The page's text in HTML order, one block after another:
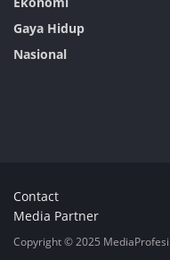
Gaya Hidup
Nasional
Contact
Media Partner
Copyright © 2025